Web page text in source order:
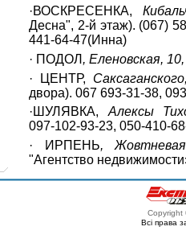
·ВОСКРЕСЕНКА,
Десна", 2-й этаж). (067)
441-64-47(Инна)
· ПОДОЛ , Еленовская,
· Ц ЕНТР,
двора). 067 693-31-38,
·ШУЛЯВКА, Алексы
097-102-93-23, 050-410-
· И РПЕНЬ,
"Агентство
Copyright
Всі права